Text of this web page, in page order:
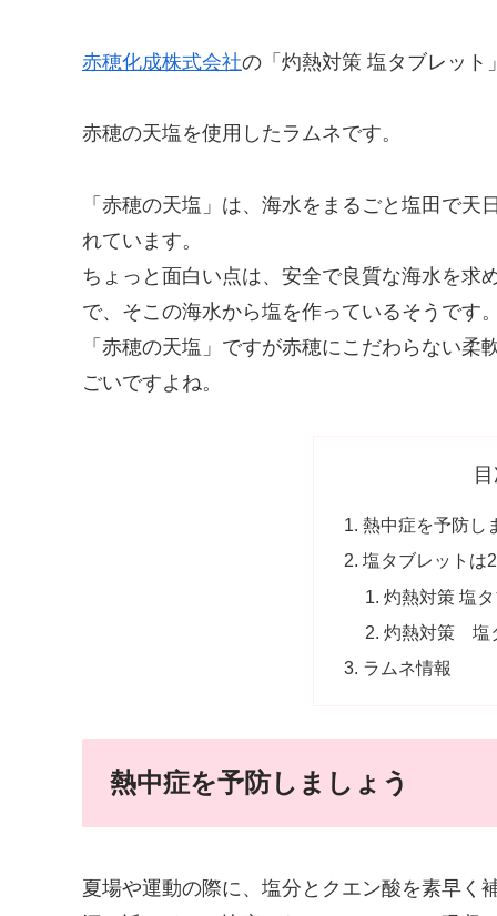
赤穂化成株式会社の「灼熱対策 塩タブレット
赤穂の天塩を使用したラムネです。
「赤穂の天塩」は、海水をまるごと塩田で
れています。
ちょっと面白い点は、安全で良質な海水を求
で、そこの海水から塩を作っているそうです
「赤穂の天塩」ですが赤穂にこだわらない
ごいですよね。
熱中症を予防し
塩タブレットは
灼熱対策 塩
灼熱対策 塩
ラムネ情報
熱中症を予防しましょう
夏場や運動の際に、塩分とクエン酸を素早く